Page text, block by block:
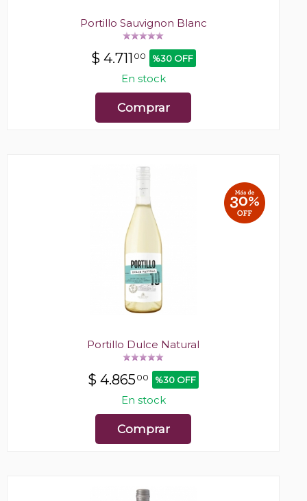
Portillo Sauvignon Blanc
$ 4.711 00 %30 OFF
En stock
Comprar
Portillo Dulce Natural
$ 4.86500 %30 OFF
En stock
Comprar